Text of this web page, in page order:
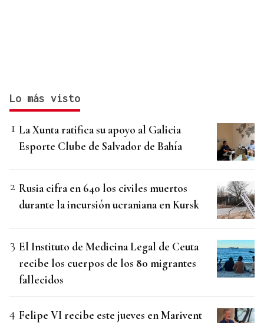
Lo más visto
La Xunta ratifica su apoyo al Galicia
Esporte Clube de Salvador de Bahía
Rusia cifra en 640 los civiles muertos
durante la incursión ucraniana en Kursk
El Instituto de Medicina Legal de Ceuta
recibe los cuerpos de los 80 migrantes
fallecidos
Felipe VI recibe este jueves en Marivent